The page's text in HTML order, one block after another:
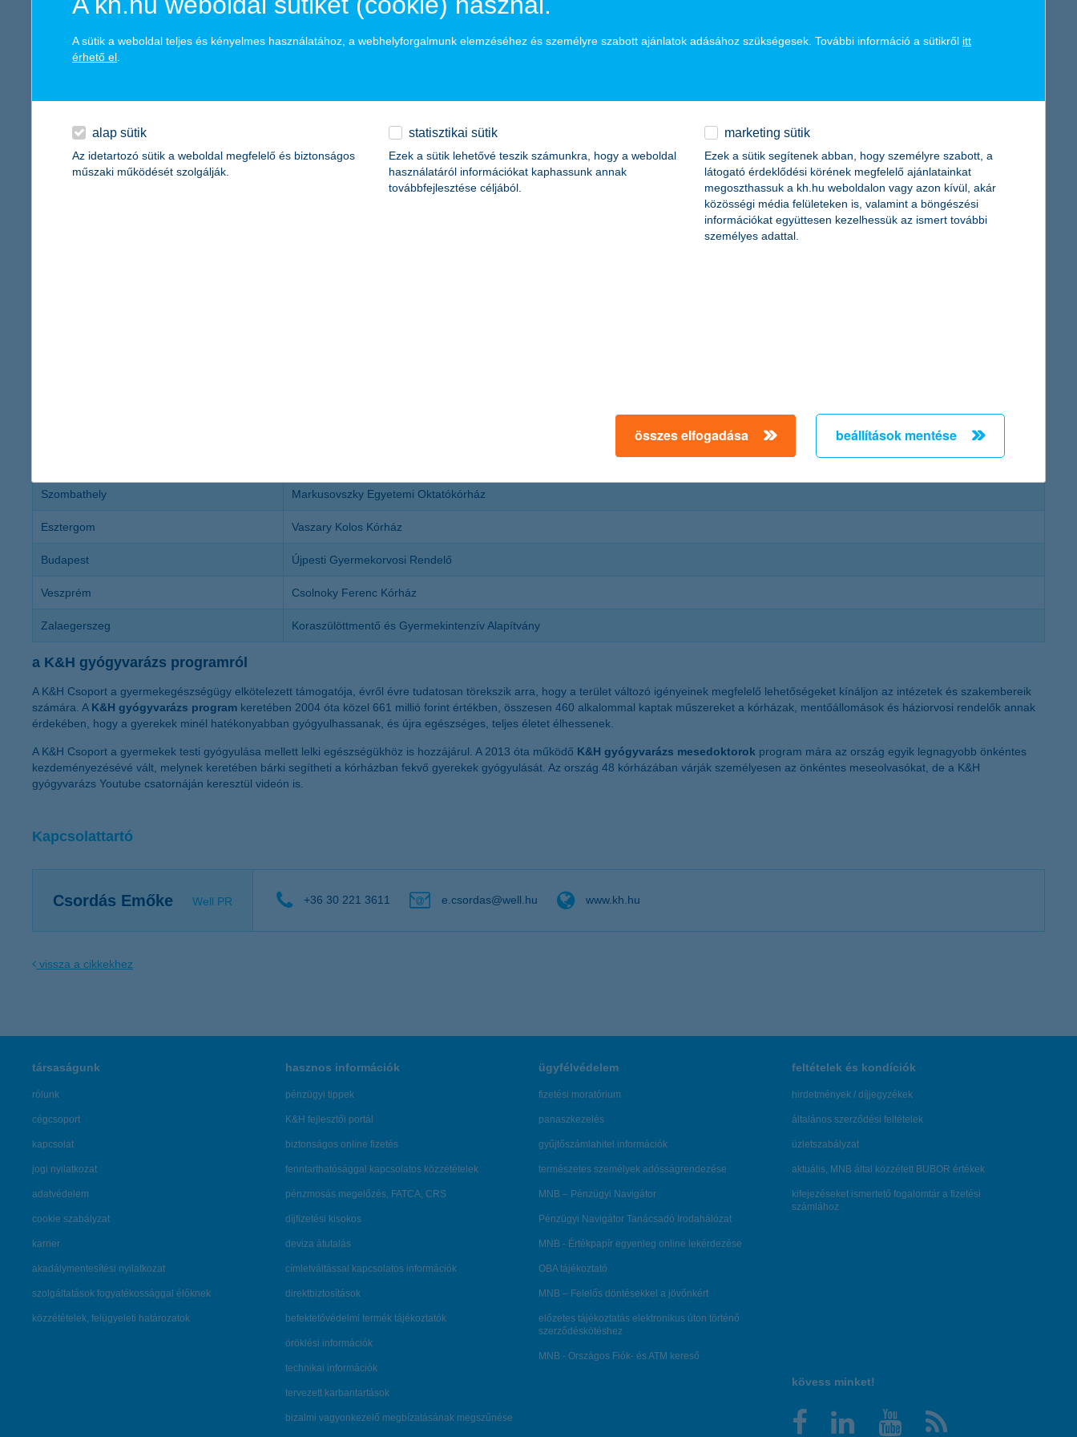
Debrecen
Markhot Ferenc Oktatóház és Rendelőintézet
Mosonmagyaróvár Karolina Kórház Rendelőintézet
Siófoki Kórház-Rendelőintézet
Jász-Nagykun-Szolnok Megyei Hetényi Géza Kórház-Rendelőintézet
Szombathely Markusovszky Egyetemi Oktatókórház
Esztergom Vaszary Kolos Kórház
Budapest Újpesti Gyermekorvosi Rendelő
Veszprém Csolnoky Ferenc Kórház
Zalaegerszeg Koraszülöttmentő és Gyermekintenzív Alapítvány
a K&H gyógyvarázs programról
A K&H Csoport a gyermekegészségügy elkötelezett támogatója, évről évre tudatosan törekszik arra, hogy a terület változó igényeinek megfelelő lehetőségeket kínáljon az intézetek és szakembereik
számára. A K&H gyógyvarázs program keretében 2004 óta közel 661 millió forint értékben, összesen 460 alkalommal kaptak műszereket a kórházak, mentőállomások és háziorvosi rendelők annak
érdekében, hogy a gyerekek minél hatékonyabban gyógyulhassanak, és újra egészséges, teljes életet élhessenek.
A K&H Csoport a gyermekek testi gyógyulása mellett lelki egészségükhöz is hozzájárul. A 2013 óta működő K&H gyógyvarázs mesedoktorok program mára az ország egyik legnagyobb önkéntes
kezdeményezésévé vált, melynek keretében bárki segítheti a kórházban fekvő gyerekek gyógyulását. Az ország 48 kórházában várják személyesen az önkéntes meseolvasókat, de a K&H
gyógyvarázs Youtube csatornáján keresztül videón is.
Kapcsolattartó
Csordás Emőke Well PR +36 30 221 3611 e.csordas@well.hu www.kh.hu
vissza a cikkekhez
társaságunk
rólunk
cégcsoport
kapcsolat
jogi nyilatkozat
adatvédelem
cookie szabályzat
karrier
akadálymentesítési nyilatkozat
szolgáltatások fogyatékossággal élőknek
közzétételek, felügyeleti határozatok
hasznos információk
pénzügyi tippek
K&H fejlesztői portál
biztonságos online fizetés
fenntarthatósággal kapcsolatos közzétételek
pénzmosás megelőzés, FATCA, CRS
díjfizetési kisokos
deviza átutalás
címletváltással kapcsolatos információk
direktbiztosítások
befektetővédelmi termék tájékoztatók
öröklési információk
technikai információk
tervezett karbantartások
bizalmi vagyonkezelő megbízatásának megszűnése
ügyfélvédelem
fizetési moratórium
panaszkezelés
gyűjtőszámlahitel információk
természetes személyek adósságrendezése
MNB – Pénzügyi Navigátor
Pénzügyi Navigátor Tanácsadó Irodahálózat
MNB - Értékpapír egyenleg online lekérdezése
OBA tájékoztató
MNB – Felelős döntésekkel a jövőnkért
előzetes tájékoztatás elektronikus úton történő
szerződéskötéshez
MNB - Országos Fiók- és ATM kereső
feltételek és kondíciók
hirdetmények / díjjegyzékek
általános szerződési feltételek
üzletszabályzat
aktuális, MNB által közzétett BUBOR értékek
kifejezéseket ismertető fogalomtár a fizetési
számlához
kövess minket!
A sütik a weboldal teljes és kényelmes használatához, a webhelyforgalmunk elemzéséhez és személyre szabott ajánlatok adásához szükségesek. További információ a sütikről itt
érhető el
alap sütik
Az idetartozó sütik a weboldal megfelelő és biztonságos
műszaki működését szolgálják.
statisztikai sütik
Ezek a sütik lehetővé teszik számunkra, hogy a weboldal
használatáról információkat kaphassunk annak
továbbfejlesztése céljából.
marketing sütik
Ezek a sütik segítenek abban, hogy személyre szabott, a
látogató érdeklődési körének megfelelő ajánlatainkat
megoszthassuk a kh.hu weboldalon vagy azon kívül, akár
közösségi média felületeken is, valamint a böngészési
információkat együttesen kezelhessük az ismert további
személyes adattal.
összes elfogadása beállítások mentése